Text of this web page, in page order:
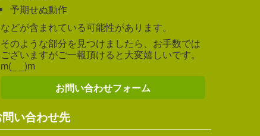
予期せぬ動作
などが含まれている可能性があります。
そのような部分を見つけましたら、お手数では
ございますがご一報頂けると大変嬉しいです。
m(_ _)m
お問い合わせフォーム
い合わせ先